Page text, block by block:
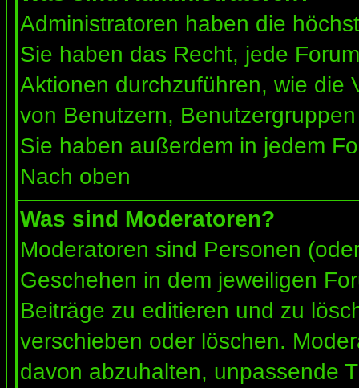
Administratoren haben die
Sie haben das Recht, jede
Aktionen durchzuführen, wie die
von Benutzern,
Sie haben außerdem in jedem
Nach oben
Was sind Moderatoren?
Moderatoren sind Personen
Geschehen in dem jeweiligen
Beiträge zu editieren und zu
verschieben oder löschen.
davon abzuhalten, unpassende